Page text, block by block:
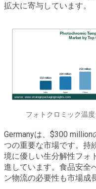
拡大に寄与しています。
フォトクロミック温
Germanyは、$300 million
つの重要な市場です。持
境に優しい生分解性フォ
進しています。食品安全
ン物流の必要性も市場成